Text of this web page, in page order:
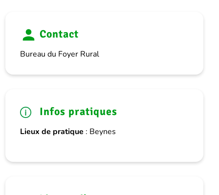
Contact
Bureau du Foyer Rural
Infos pratiques
Lieux de pratique : Beynes